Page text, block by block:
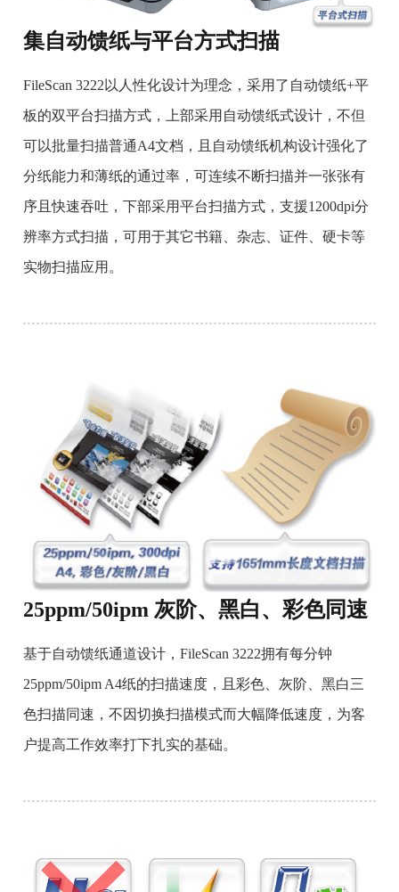
集自动馈纸与平台方式扫描
FileScan 3222以人性化设计为理念，采用了自动馈纸+平
板的双平台扫描方式，上部采用自动馈纸式设计，不但
可以批量扫描普通A4文档，且自动馈纸机构设计强化了
分纸能力和薄纸的通过率，可连续不断扫描并一张张有
序且快速吞吐，下部采用平台扫描方式，支援1200dpi分
辨率方式扫描，可用于其它书籍、杂志、证件、硬卡等
实物扫描应用。
25ppm/50ipm 灰阶、黑白、彩色同速
基于自动馈纸通道设计，FileScan 3222拥有每分钟
25ppm/50ipm A4纸的扫描速度，且彩色、灰阶、黑白三
色扫描同速，不因切换扫描模式而大幅降低速度，为客
户提高工作效率打下扎实的基础。